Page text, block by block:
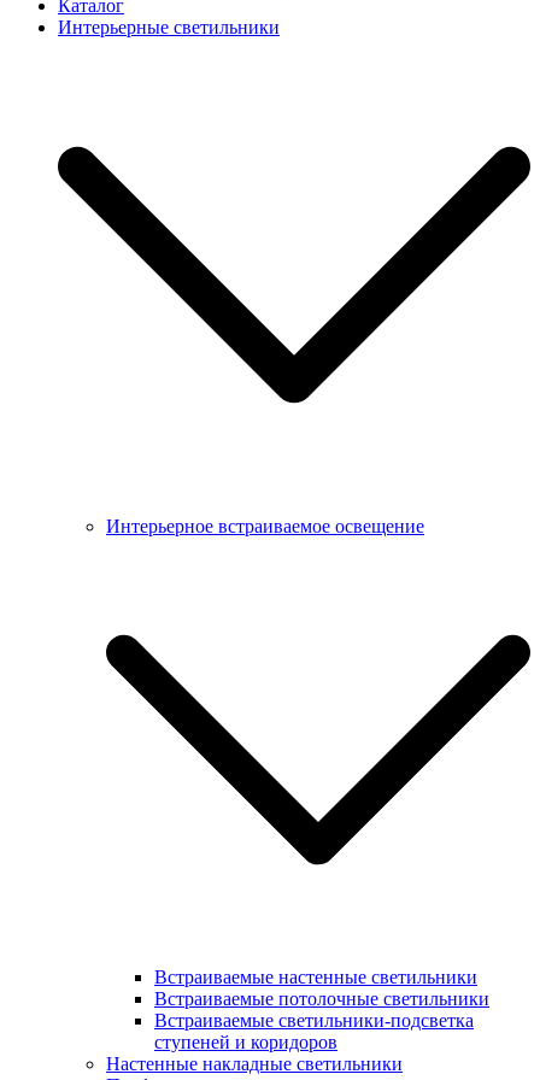
Каталог
Интерьерные светильники
Интерьерное встраиваемое освещение
Встраиваемые настенные светильники
Встраиваемые потолочные светильники
Встраиваемые светильники-подсветка
ступеней и коридоров
Настенные накладные светильники